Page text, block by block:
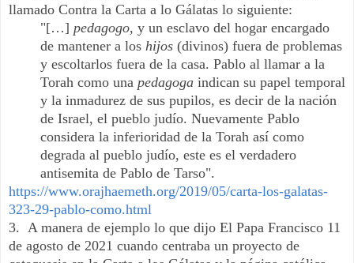
llamado Contra la Carta a lo Gálatas lo siguiente:
"[…] pedagogo, y un esclavo del hogar encargado
de mantener a los hijos (divinos) fuera de problemas
y escoltarlos fuera de la casa. Pablo al llamar a la
Torah como una pedagoga indican su papel temporal
y la inmadurez de sus pupilos, es decir de la nación
de Israel, el pueblo judío. Nuevamente Pablo
considera la inferioridad de la Torah así como
degrada al pueblo judío, este es el verdadero
antisemita de Pablo de Tarso".
https://www.orajhaemeth.org/2019/05/carta-los-galatas-
323-29-pablo-como.html
3. A manera de ejemplo lo que dijo El Papa Francisco 11
de agosto de 2021 cuando centraba un proyecto de